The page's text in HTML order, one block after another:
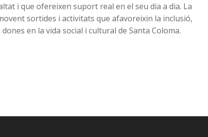
i que ofereixen suport real en el seu dia a dia. La
sortides i activitats que afavoreixin la inclusió,
en la vida social i cultural de Santa Coloma.